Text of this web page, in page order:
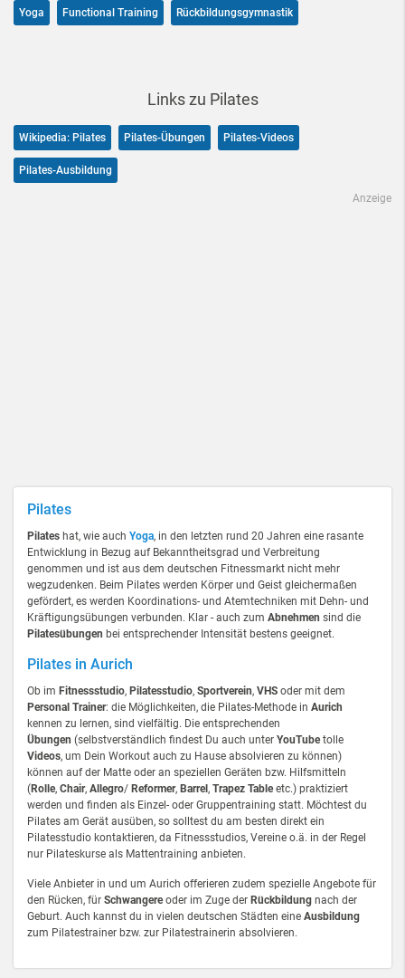
Pilates
Pilates hat, wie auch Yoga, in den letzten rund 20 Jahren eine rasante
Entwicklung in Bezug auf Bekanntheitsgrad und Verbreitung
genommen und ist aus dem deutschen Fitnessmarkt nicht mehr
wegzudenken. Beim Pilates werden Körper und Geist gleichermaßen
gefördert, es werden Koordinations- und Atemtechniken mit Dehn- und
Kräftigungsübungen verbunden. Klar - auch zum Abnehmen sind die
Pilatesübungen bei entsprechender Intensität bestens geeignet.
Pilates in Aurich
Ob im Fitnessstudio, Pilatesstudio, Sportverein, VHS oder mit dem
Personal Trainer: die Möglichkeiten, die Pilates-Methode in Aurich
kennen zu lernen, sind vielfältig. Die entsprechenden
Übungen (selbstverständlich findest Du auch unter YouTubetolle
Videos, um Dein Workout auch zu Hause absolvieren zu können)
können auf der Matte oder an speziellen Geräten bzw. Hilfsmitteln
(Rolle, Chair, Allegro/ Reformer, Barrel , Trapez Tableetc.) praktiziert
werden und finden als Einzel- oder Gruppentraining statt. Möchtest du
Pilates am Gerät ausüben, so solltest du am besten direkt ein
Pilatesstudio kontaktieren, da Fitnessstudios, Vereine o.ä. in der Regel
nur Pilateskurse als Mattentraining anbieten.
Viele Anbieter in und um Aurich offerieren zudem spezielle Angebote für
den Rücken, für Schwangereoder im Zuge der Rückbildung nach der
Geburt. Auch kannst du in vielen deutschen Städten eine Ausbildung
zum Pilatestrainer bzw. zur Pilatestrainerin absolvieren.
Yoga Functional Training Rückbildungsgymnastik
Links zu Pilates
Wikipedia: Pilates Pilates-Übungen Pilates-Videos
Pilates-Ausbildung
Anzeige